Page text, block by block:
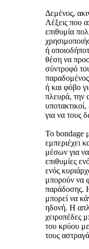
Δεμένος,
Λέξεις που
επιθυμία
ή
θέση να
σύντροφό
ή και φόβο
πλευρά, την
για να τους
Το bondage
εμπεριέχει
μέσων για
επιθυμίες
ενός
μπορούν να
παράδοσης.
μπορεί να
ηδονή. Η
χειροπέδες
του κρύου
τους